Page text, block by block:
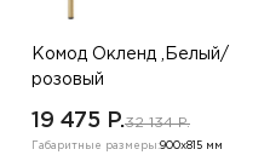
Комод Окленд ,Белый/
розовый
19 475 P.32 134 P.
Габаритные размеры:900х815 мм